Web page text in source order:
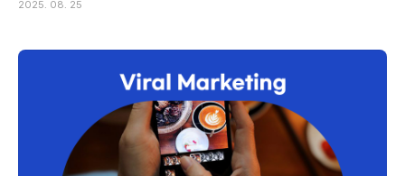
2025. 08. 25